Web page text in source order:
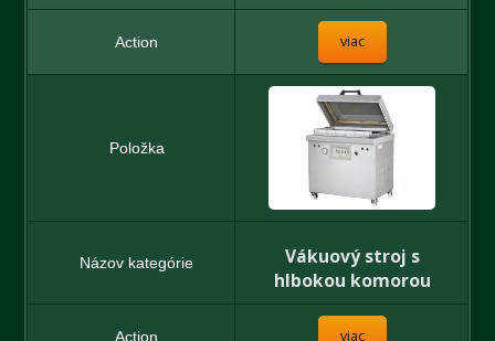
viac
Vákuový stroj s
hlbokou komorou
viac